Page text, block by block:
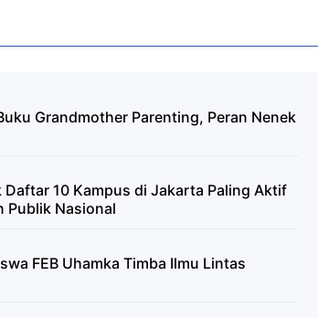
Grandmother Parenting, Peran Nenek
10 Kampus di Jakarta Paling Aktif
Publik Nasional
FEB Uhamka Timba Ilmu Lintas